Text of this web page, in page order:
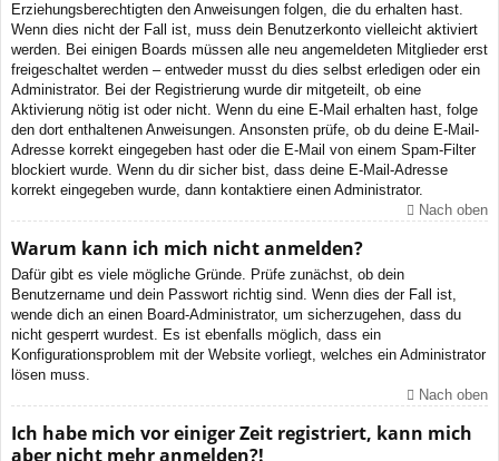
Erziehungsberechtigten den Anweisungen folgen, die du erhalten hast.
Wenn dies nicht der Fall ist, muss dein Benutzerkonto vielleicht aktiviert
werden. Bei einigen Boards müssen alle neu angemeldeten Mitglieder erst
freigeschaltet werden – entweder musst du dies selbst erledigen oder ein
Administrator. Bei der Registrierung wurde dir mitgeteilt, ob eine
Aktivierung nötig ist oder nicht. Wenn du eine E-Mail erhalten hast, folge
den dort enthaltenen Anweisungen. Ansonsten prüfe, ob du deine E-Mail-
Adresse korrekt eingegeben hast oder die E-Mail von einem Spam-Filter
blockiert wurde. Wenn du dir sicher bist, dass deine E-Mail-Adresse
korrekt eingegeben wurde, dann kontaktiere einen Administrator.
Nach oben
Warum kann ich mich nicht anmelden?
Dafür gibt es viele mögliche Gründe. Prüfe zunächst, ob dein
Benutzername und dein Passwort richtig sind. Wenn dies der Fall ist,
wende dich an einen Board-Administrator, um sicherzugehen, dass du
nicht gesperrt wurdest. Es ist ebenfalls möglich, dass ein
Konfigurationsproblem mit der Website vorliegt, welches ein Administrator
lösen muss.
Nach oben
Ich habe mich vor einiger Zeit registriert, kann mich
aber nicht mehr anmelden?!